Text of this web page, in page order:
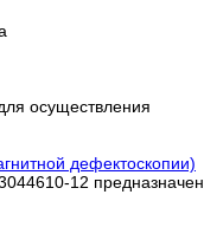
осуществления
дефектоскопии)
12 предназначен